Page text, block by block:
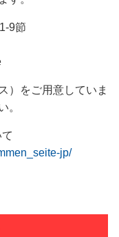
9節
）をご用意していま
。
jp/